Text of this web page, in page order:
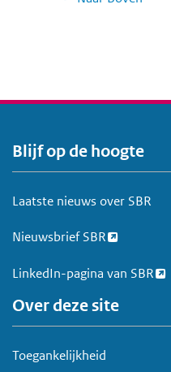
V
o
e
Blijf op de hoogte
Laatste nieuws over SBR
Nieuwsbrief SBR
LinkedIn-pagina van SBR
Over deze site
Toegankelijkheid